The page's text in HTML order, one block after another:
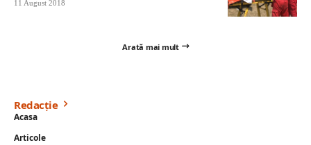
11 August 2018
Arată mai mult
Redacție
Acasa
Articole